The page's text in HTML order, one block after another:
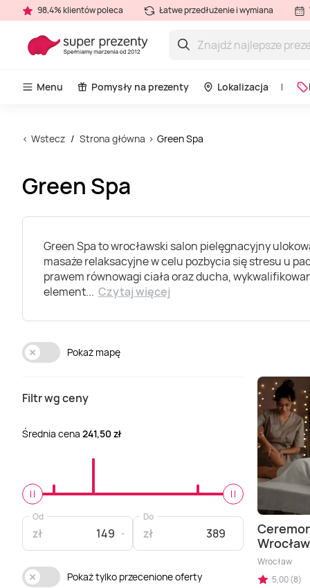
98,4% klientów poleca Łatwe przedłużenie i wymiana
Menu Pomysły na prezenty Lokalizacja
Wstecz Strona główna Green Spa
Green Spa
Green Spa to wrocławski salon pielęgnacyjny
masaże relaksacyjne w celu pozbycia się stresu u
prawem równowagi ciała oraz ducha,
element... Czytaj więcej
Pokaż mapę
Filtr wg ceny
Średnia cena 241,50 zł
Od
zł
Do
zł
Pokaż tylko przecenione oferty
Wrocław
5,00 (8)